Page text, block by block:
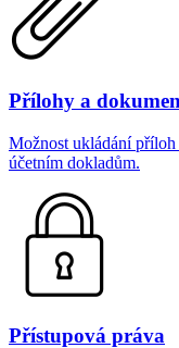
Přílohy a
Možnost ukládání
účetním dokladům.
Přístupová práva